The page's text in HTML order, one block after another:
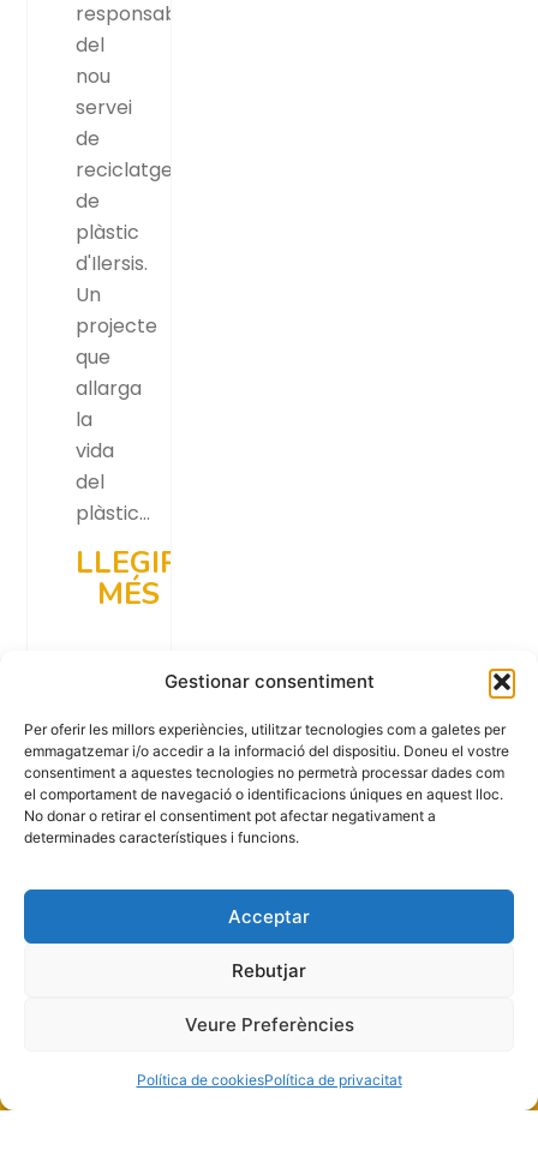
Gestionar consentiment
Per oferir les millors experiències, utilitzar tecnologies com a galetes per
emmagatzemar i/o accedir a la informació del dispositiu. Doneu el vostre
consentiment a aquestes tecnologies no permetrà processar dades com
el comportament de navegació o identificacions úniques en aquest lloc.
No donar o retirar el consentiment pot afectar negativament a
determinades característiques i funcions.
Acceptar
Rebutjar
Veure Preferències
Política de cookiesPolítica de privacitat
responsable
del
nou
servei
de
reciclatge
de
plàstic
d'Ilersis.
Un
projecte
que
allarga
la
vida
del
plàstic…
LLEGIR
MÉS
Subscriu-te al butlletí
© 2026 Fundació Privada Ilersis